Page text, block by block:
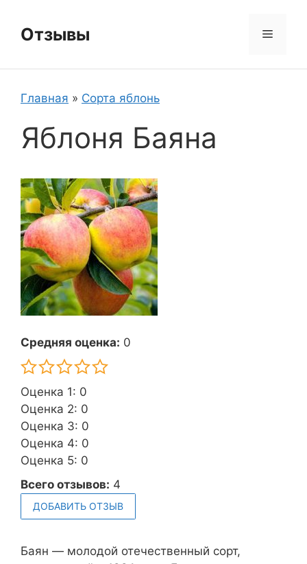
содержимому
Отзывы Меню
Главная » Сорта яблонь
Яблоня Баяна
Средняя оценка: 0
Оценка 1: 0
Оценка 2: 0
Оценка 3: 0
Оценка 4: 0
Оценка 5: 0
Всего отзывов: 4
ДОБАВИТЬ ОТЗЫВ
Баян — молодой отечественный сорт,